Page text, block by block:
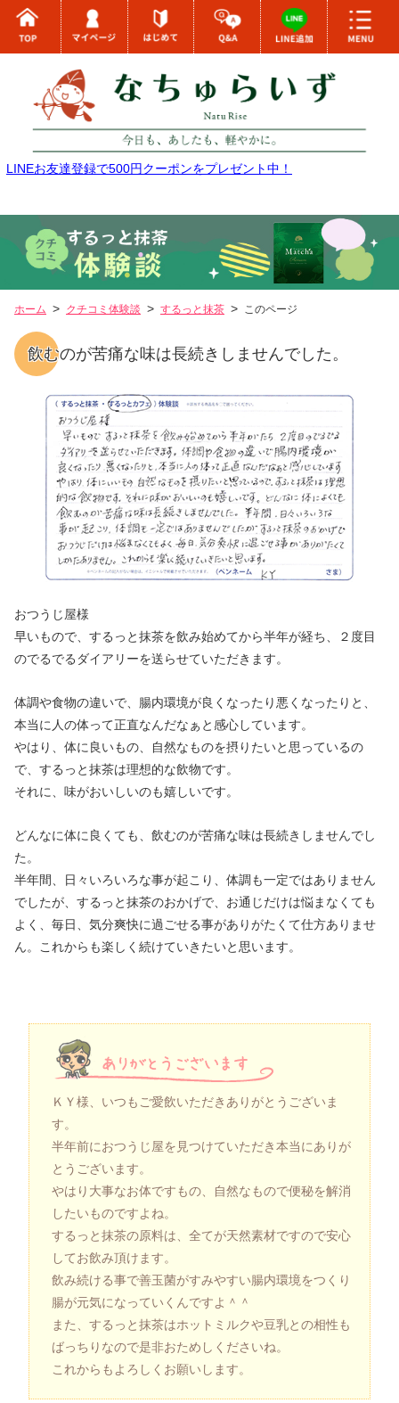
LINEお友達登録で500円クーポンをプレゼント中！
ホーム クチコミ体験談 するっと抹茶 このページ
飲むのが苦痛な味は長続きしませんでした。
おつうじ屋様
早いもので、するっと抹茶を飲み始めてから半年が経ち、２度目
のでるでるダイアリーを送らせていただきます。
体調や食物の違いで、腸内環境が良くなったり悪くなったりと、
本当に人の体って正直なんだなぁと感心しています。
やはり、体に良いもの、自然なものを摂りたいと思っているの
で、するっと抹茶は理想的な飲物です。
それに、味がおいしいのも嬉しいです。
どんなに体に良くても、飲むのが苦痛な味は長続きしませんでし
た。
半年間、日々いろいろな事が起こり、体調も一定ではありません
でしたが、するっと抹茶のおかげで、お通じだけは悩まなくても
よく、毎日、気分爽快に過ごせる事がありがたくて仕方ありませ
ん。これからも楽しく続けていきたいと思います。
ＫＹ様、いつもご愛飲いただきありがとうございま
す。
半年前におつうじ屋を見つけていただき本当にありが
とうございます。
やはり大事なお体ですもの、自然なもので便秘を解消
したいものですよね。
するっと抹茶の原料は、全てが天然素材ですので安心
してお飲み頂けます。
飲み続ける事で善玉菌がすみやすい腸内環境をつくり
腸が元気になっていくんですよ＾＾
また、するっと抹茶はホットミルクや豆乳との相性も
ばっちりなので是非おためしくださいね。
これからもよろしくお願いします。